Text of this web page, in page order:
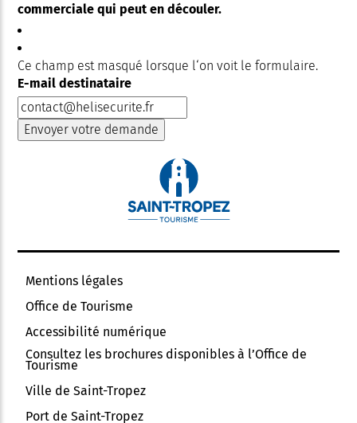
commerciale qui peut en découler.
Ce champ est masqué lorsque l‘on voit le formulaire.
E-mail destinataire
Mentions légales
Office de Tourisme
Accessibilité numérique
Consultez les brochures disponibles à l’Office de
Tourisme
Ville de Saint-Tropez
Port de Saint-Tropez